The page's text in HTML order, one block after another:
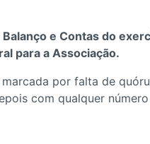
e Contas do
para a Associação.
por falta de
com qualquer